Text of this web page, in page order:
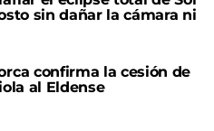
sin dañar la cámara ni
confirma la cesión de
al Eldense